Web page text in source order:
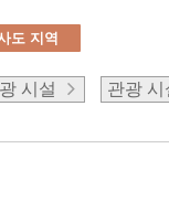
도 지역
시설 관광 시